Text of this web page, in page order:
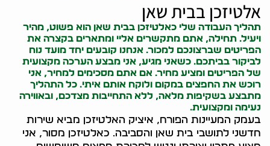
אלטיזכן בבית שאן
תהליך העבודה שלי כאלטיזכן בבית שאן הוא פשוט, מהיר
ויעיל. תחילה, אתם מתקשרים אליי ומתארים בקצרה את
הפריטים שברצונכם למכור. אנחנו קובעים יחד מועד נוח
לביקור בביתכם. כשאני מגיע, אני מבצע הערכה מקצועית
של הפריטים ומציע מחיר. אם אתם מסכימים למחיר, אני
רוכש את החפצים במקום ולוקח אותם איתי. כל התהליך
מתבצע בשקיפות מלאה, ללא התחייבות מצדכם, ובאווירה
נעימה ומקצועית.
בעמק המעיינות הפורח, איציק האלטיזכן מביא שירות
חדשני לתושבי בית שאן והסביבה. כאלטיזכן מסור, אני